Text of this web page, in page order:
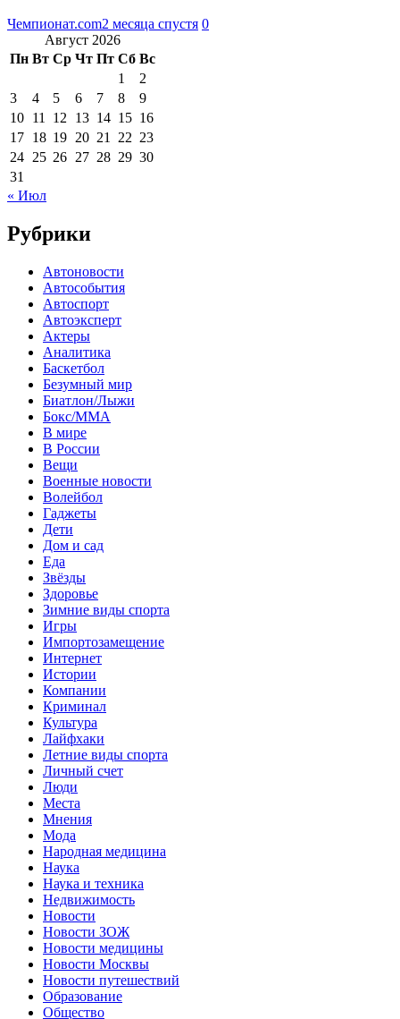
Чемпионат.com2 месяца спустя 0
Август 2026
Пн Вт Ср Чт Пт Сб Вс
1
2
3
4 5 6 7 8
9
10 11 12 13 14 15 16
17 18 19 20 21 22 23
24 25 26 27 28 29 30
31
« Июл
Рубрики
Автоновости
Автособытия
Автоспорт
Автоэксперт
Актеры
Аналитика
Баскетбол
Безумный мир
Биатлон/Лыжи
Бокс/MMA
В мире
В России
Вещи
Военные новости
Волейбол
Гаджеты
Дети
Дом и сад
Еда
Звёзды
Здоровье
Зимние виды спорта
Игры
Импортозамещение
Интернет
Истории
Компании
Криминал
Культура
Лайфхаки
Летние виды спорта
Личный счет
Люди
Места
Мнения
Мода
Народная медицина
Наука
Наука и техника
Недвижимость
Новости
Новости ЗОЖ
Новости медицины
Новости Москвы
Новости путешествий
Образование
Общество